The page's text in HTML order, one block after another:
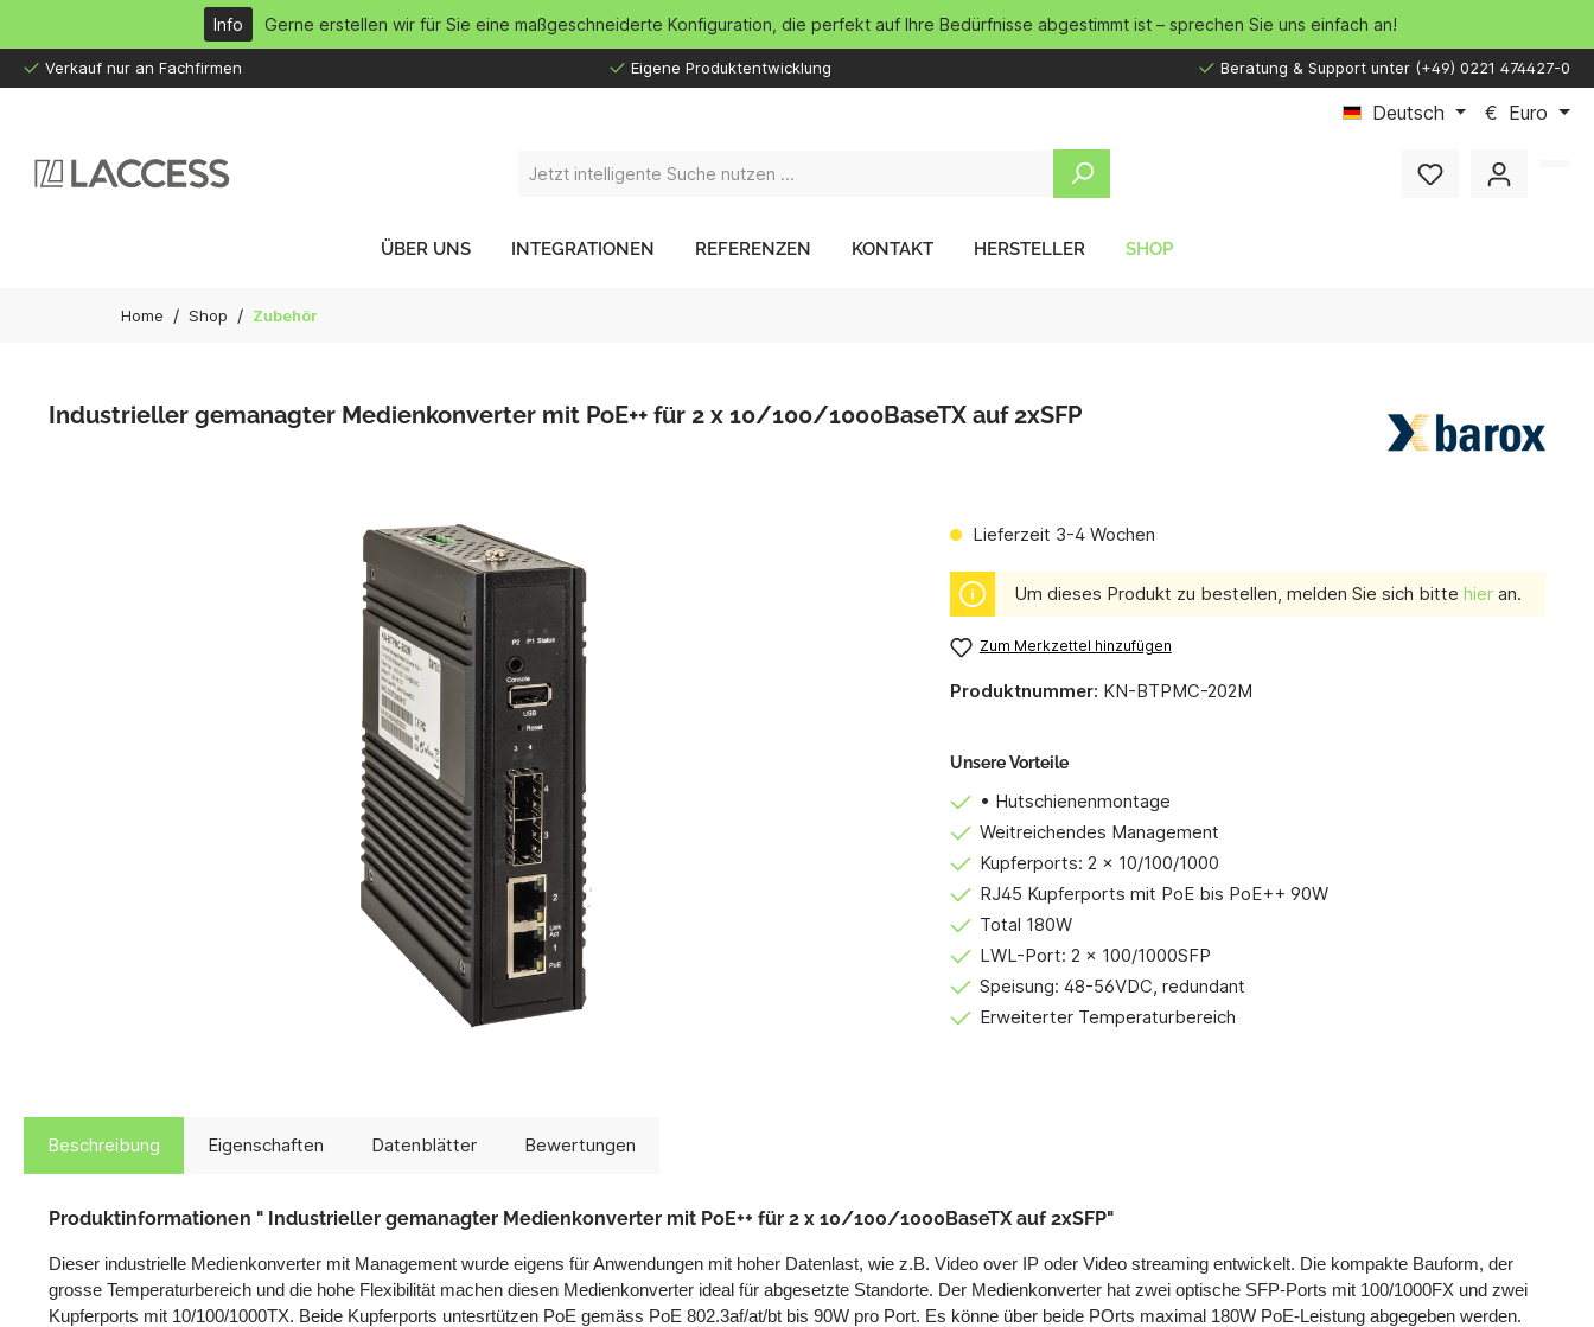
Info Gerne erstellen wir für Sie eine maßgeschneiderte Konfiguration, die perfekt auf Ihre Bedürfnisse abgestimmt ist – sprechen Sie uns einfach an!
Verkauf nur an Fachfirmen Eigene Produktentwicklung Beratung & Support unter (+49) 0221 474427-0
Deutsch € Euro
ÜBER UNS INTEGRATIONEN REFERENZEN KONTAKT HERSTELLER SHOP
Home / Shop / Zubehör
Industrieller gemanagter Medienkonverter mit PoE++ für 2 x 10/100/1000BaseTX auf 2xSFP
Lieferzeit 3-4 Wochen
Um dieses Produkt zu bestellen, melden Sie sich bitte hieran.
Zum Merkzettel hinzufügen
Produktnummer: KN-BTPMC-202M
Unsere Vorteile
• Hutschienenmontage
Weitreichendes Management
Kupferports: 2 x 10/100/1000
RJ45 Kupferports mit PoE bis PoE++ 90W
Total 180W
LWL-Port: 2 x 100/1000SFP
Speisung: 48-56VDC, redundant
Erweiterter Temperaturbereich
Beschreibung Eigenschaften Datenblätter Bewertungen
Produktinformationen " Industrieller gemanagter Medienkonverter mit PoE++ für 2 x 10/100/1000BaseTX auf 2xSFP"
Dieser industrielle Medienkonverter mit Management wurde eigens für Anwendungen mit hoher Datenlast, wie z.B. Video over IP oder Video streaming entwickelt. Die kompakte Bauform, der
grosse Temperaturbereich und die hohe Flexibilität machen diesen Medienkonverter ideal für abgesetzte Standorte. Der Medienkonverter hat zwei optische SFP-Ports mit 100/1000FX und zwei
Kupferports mit 10/100/1000TX. Beide Kupferports untesrtützen PoE gemäss PoE 802.3af/at/bt bis 90W pro Port. Es könne über beide POrts maximal 180W PoE-Leistung abgegeben werden.